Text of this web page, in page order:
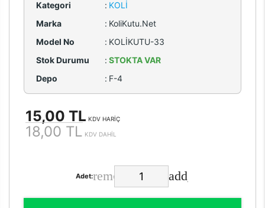
Kategori : KOLI
Marka
: KoliKutu.Net
Model No
: KOLİKUTU-33
Stok Durumu
: STOKTA VAR
Depo
: F-4
15,00 TL KDV HARİÇ
18,00 TL KDV DAHİL
Adet: